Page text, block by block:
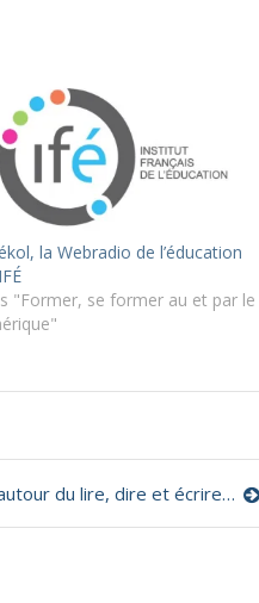
la Webradio de l’éducation
"Former, se former au et par le
Un Padlet collaboratif autour du lire, dire et écrire avec le numérique (1er et 2nd degrés)